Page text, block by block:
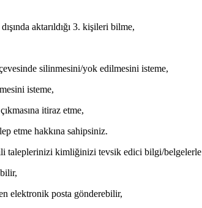
aktarıldığı 3. kişileri bilme,
silinmesini/yok edilmesini isteme,
isteme,
itiraz etme,
etme hakkına sahipsiniz.
taleplerinizi kimliğinizi tevsik edici bilgi/
elektronik posta gönderebilir,